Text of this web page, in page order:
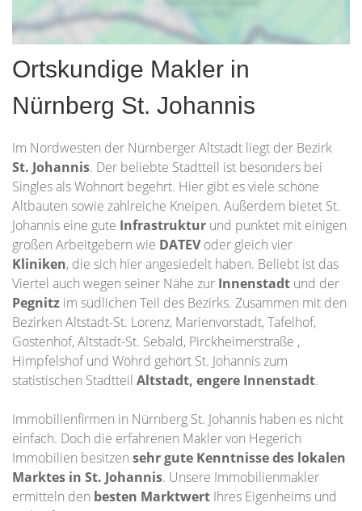
Ortskundige Makler in
Nürnberg St. Johannis
Im Nordwesten der Nürnberger Altstadt liegt der Bezirk
St. Johannis. Der beliebte Stadtteil ist besonders bei
Singles als Wohnort begehrt. Hier gibt es viele schöne
Altbauten sowie zahlreiche Kneipen. Außerdem bietet St.
Johannis eine gute Infrastruktur und punktet mit einigen
großen Arbeitgebern wie DATEVoder gleich vier
Kliniken, die sich hier angesiedelt haben. Beliebt ist das
Viertel auch wegen seiner Nähe zur Innenstadt und der
Pegnitz im südlichen Teil des Bezirks. Zusammen mit den
Bezirken Altstadt-St. Lorenz, Marienvorstadt, Tafelhof,
Gostenhof, Altstadt-St. Sebald, Pirckheimerstraße ,
Himpfelshof und Wöhrd gehört St. Johannis zum
statistischen Stadtteil Altstadt, engere Innenstadt.
Immobilienfirmen in Nürnberg St. Johannis haben es nicht
einfach. Doch die erfahrenen Makler von Hegerich
Immobilien besitzen sehr gute Kenntnisse des lokalen
Marktes in St. Johannis. Unsere Immobilienmakler
ermitteln den besten Marktwert Ihres Eigenheims und